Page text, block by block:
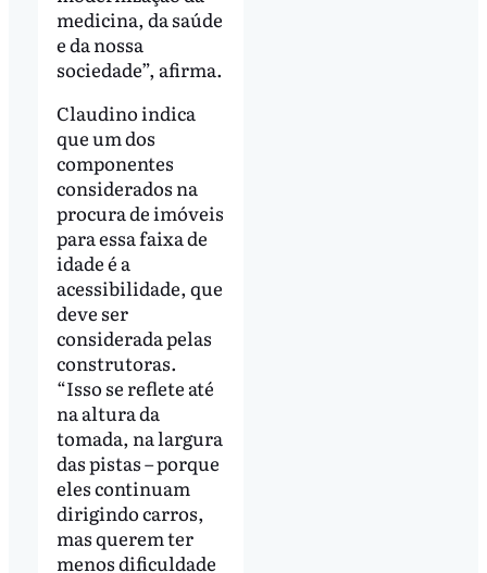
medicina, da saúde
e da nossa
sociedade”, afirma.
Claudino indica
que um dos
componentes
considerados na
procura de imóveis
para essa faixa de
idade é a
acessibilidade, que
deve ser
considerada pelas
construtoras.
“Isso se reflete até
na altura da
tomada, na largura
das pistas – porque
eles continuam
dirigindo carros,
mas querem ter
menos dificuldade